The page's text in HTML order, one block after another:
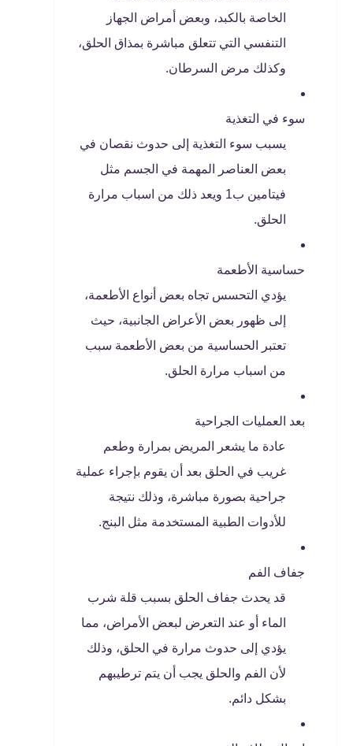
الخاصة بالكبد، وبعض أمراض الجهاز
التنفسي التي تتعلق مباشرة بمذاق الحلق،
وكذلك مرض السرطان.
سوء في التغذية
يسبب سوء التغذية إلى حدوث نقصان في
بعض العناصر المهمة في الجسم مثل
فيتامين ب1 ويعد ذلك من اسباب مرارة
الحلق.
حساسية الأطعمة
يؤدي التحسس تجاه بعض أنواع الأطعمة،
إلى ظهور بعض الأعراض الجانبية، حيث
تعتبر الحساسية من بعض الأطعمة سبب
من اسباب مرارة الحلق.
بعد العمليات الجراحية
عادة ما يشعر المريض بمرارة وطعم
غريب في الحلق بعد أن يقوم بإجراء عملية
جراحية بصورة مباشرة، وذلك نتيجة
للأدوات الطبية المستخدمة مثل البنج.
جفاف الفم
قد يحدث جفاف الحلق بسبب قلة شرب
الماء أو عند التعرض لبعض الأمراض، مما
يؤدي إلى حدوث مرارة في الحلق، وذلك
لأن الفم والحلق يجب أن يتم ترطيبهم
بشكل دائم.